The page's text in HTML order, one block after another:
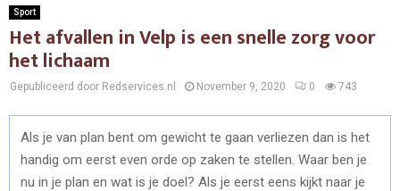
Sport
Het afvallen in Velp is een snelle zorg voor
het lichaam
Gepubliceerd door Redservices.nl November 9, 2020 0 743
Als je van plan bent om gewicht te gaan verliezen dan is het
handig om eerst even orde op zaken te stellen. Waar ben je
nu in je plan en wat is je doel? Als je eerst eens kijkt naar je